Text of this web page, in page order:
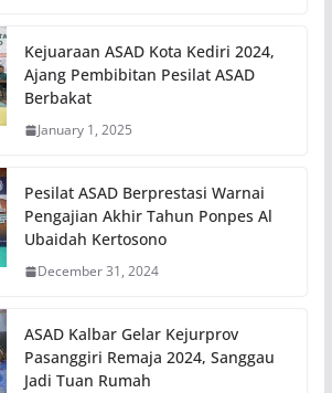
Kejuaraan ASAD Kota Kediri 2024,
Ajang Pembibitan Pesilat ASAD
Berbakat
January 1, 2025
Pesilat ASAD Berprestasi Warnai
Pengajian Akhir Tahun Ponpes Al
Ubaidah Kertosono
December 31, 2024
ASAD Kalbar Gelar Kejurprov
Pasanggiri Remaja 2024, Sanggau
Jadi Tuan Rumah